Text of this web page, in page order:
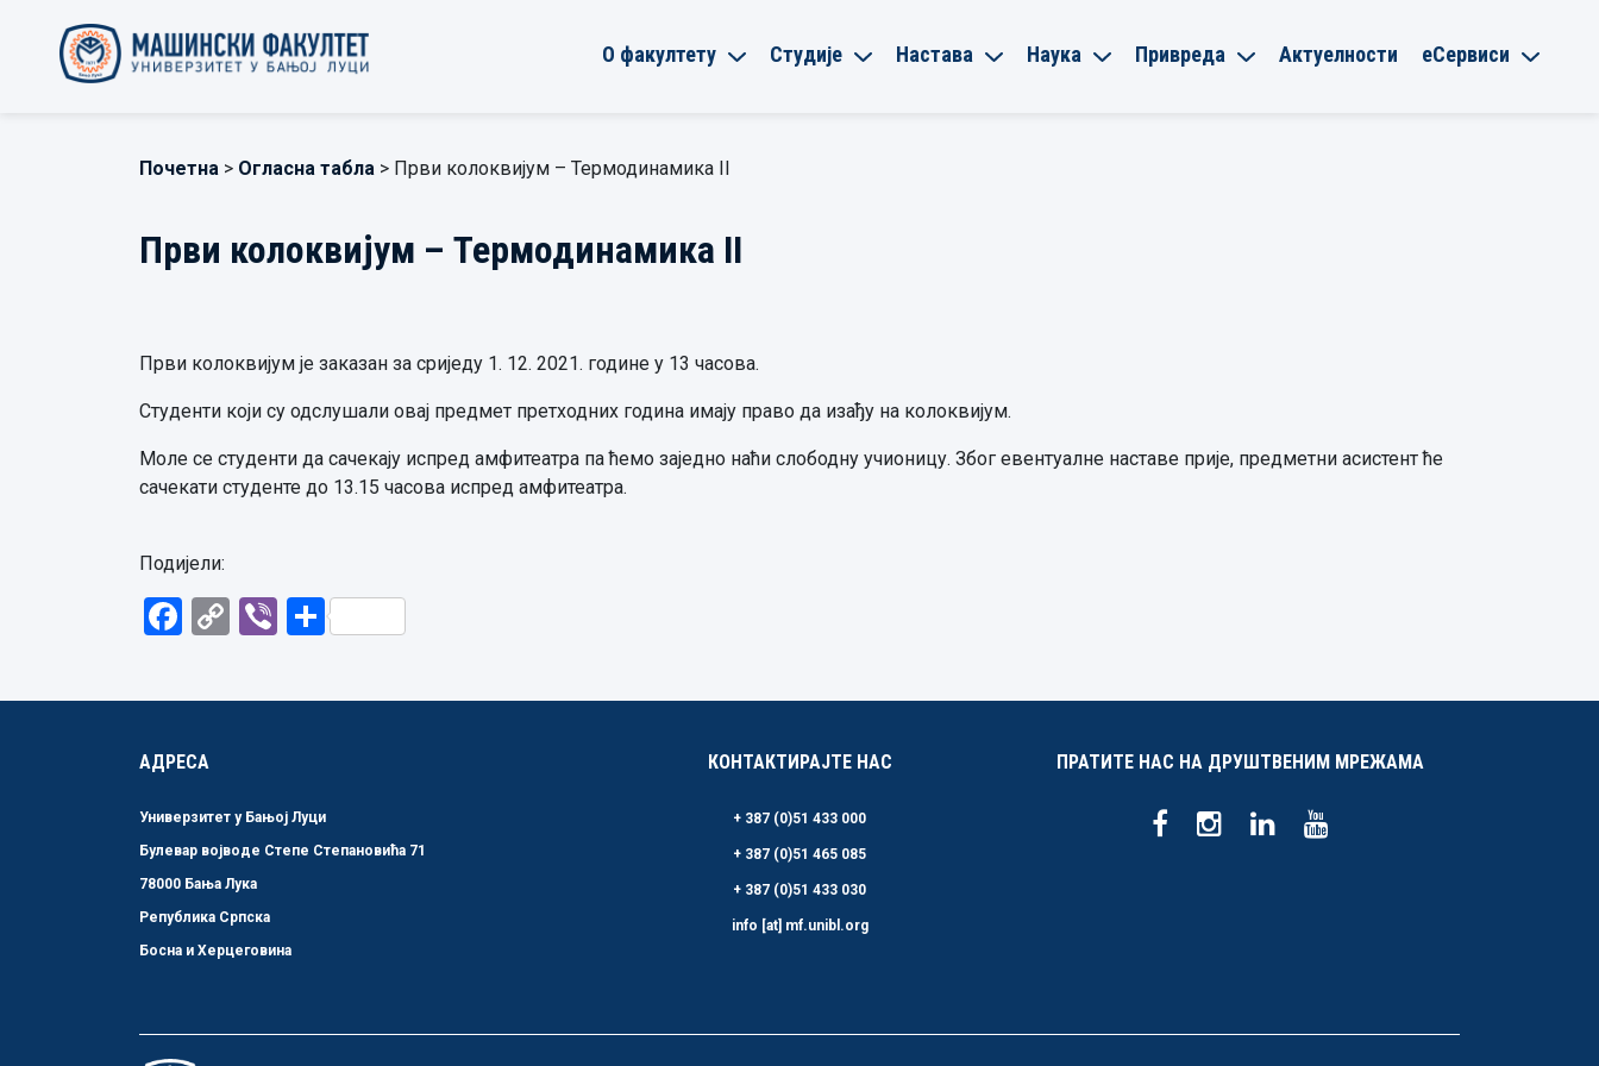
О факултету Студије Настава Наука Привреда Актуелности еСервиси
Почетна > Огласна табла > Први колоквијум – Термодинамика II
Први колоквијум – Термодинамика II
Први колоквијум је заказан за сриједу 1. 12. 2021. године у 13 часова.
Студенти који су одслушали овај предмет претходних година имају право да изађу на колоквијум.
Моле се студенти да сачекају испред амфитеатра па ћемо заједно наћи слободну учионицу. Због евентуалне наставе прије, предметни асистент ће
сачекати студенте до 13.15 часова испред амфитеатра.
Подијели:
Facebook
CopyViberShare
АДРЕСА
Универзитет у Бањој Луци
Булевар војводе Степе Степановића 71
78000 Бања Лука
Република Српска
Босна и Херцеговина
КОНТАКТИРАЈТЕ НАС
+ 387 (0)51 433 000
+ 387 (0)51 465 085
+ 387 (0)51 433 030
info [at] mf.unibl.org
ПРАТИТЕ НАС НА ДРУШТВЕНИМ МРЕЖАМА